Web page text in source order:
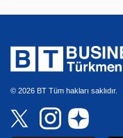
© 2026 BT Tüm hakları saklıdır.